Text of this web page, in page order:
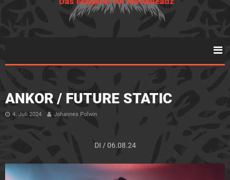
ANKOR / FUTURE STATIC
4. Juli 2024 Johannes Polwin
DI / 06.08.24